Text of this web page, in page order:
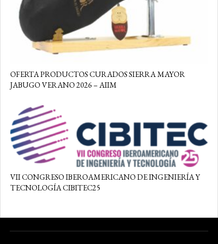
OFERTA PRODUCTOS CURADOS SIERRA MAYOR
JABUGO VERANO 2026 – AIIM
VII CONGRESO IBEROAMERICANO DE INGENIERÍA Y
TECNOLOGÍA CIBITEC25